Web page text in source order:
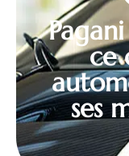
ce
ses